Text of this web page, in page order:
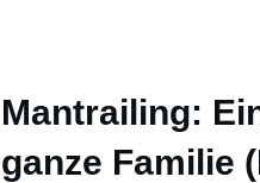
Mantrailing:
ganze Familie